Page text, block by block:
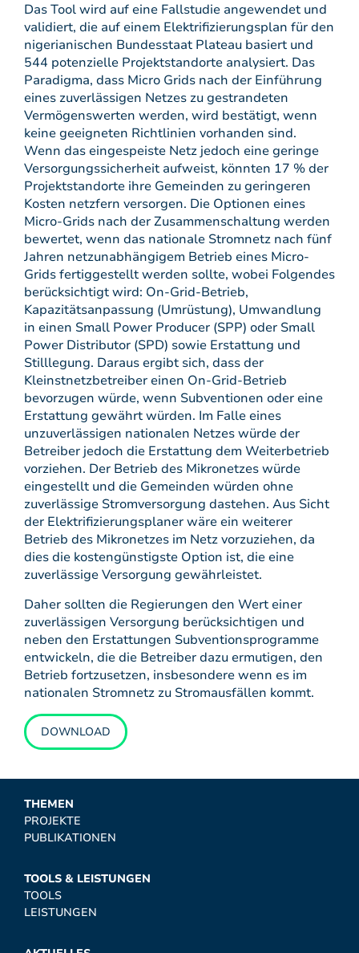
Das Tool wird auf eine Fallstudie angewendet und
validiert, die auf einem Elektrifizierungsplan für den
nigerianischen Bundesstaat Plateau basiert und
544 potenzielle Projektstandorte analysiert. Das
Paradigma, dass Micro Grids nach der Einführung
eines zuverlässigen Netzes zu gestrandeten
Vermögenswerten werden, wird bestätigt, wenn
keine geeigneten Richtlinien vorhanden sind.
Wenn das eingespeiste Netz jedoch eine geringe
Versorgungssicherheit aufweist, könnten 17 % der
Projektstandorte ihre Gemeinden zu geringeren
Kosten netzfern versorgen. Die Optionen eines
Micro-Grids nach der Zusammenschaltung werden
bewertet, wenn das nationale Stromnetz nach fünf
Jahren netzunabhängigem Betrieb eines Micro-
Grids fertiggestellt werden sollte, wobei Folgendes
berücksichtigt wird: On-Grid-Betrieb,
Kapazitätsanpassung (Umrüstung), Umwandlung
in einen Small Power Producer (SPP) oder Small
Power Distributor (SPD) sowie Erstattung und
Stilllegung. Daraus ergibt sich, dass der
Kleinstnetzbetreiber einen On-Grid-Betrieb
bevorzugen würde, wenn Subventionen oder eine
Erstattung gewährt würden. Im Falle eines
unzuverlässigen nationalen Netzes würde der
Betreiber jedoch die Erstattung dem Weiterbetrieb
vorziehen. Der Betrieb des Mikronetzes würde
eingestellt und die Gemeinden würden ohne
zuverlässige Stromversorgung dastehen. Aus Sicht
der Elektrifizierungsplaner wäre ein weiterer
Betrieb des Mikronetzes im Netz vorzuziehen, da
dies die kostengünstigste Option ist, die eine
zuverlässige Versorgung gewährleistet.
Daher sollten die Regierungen den Wert einer
zuverlässigen Versorgung berücksichtigen und
neben den Erstattungen Subventionsprogramme
entwickeln, die die Betreiber dazu ermutigen, den
Betrieb fortzusetzen, insbesondere wenn es im
nationalen Stromnetz zu Stromausfällen kommt.
DOWNLOAD
THEMEN
PROJEKTE
PUBLIKATIONEN
TOOLS & LEISTUNGEN
TOOLS
LEISTUNGEN